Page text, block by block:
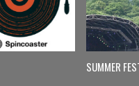
SUMMER